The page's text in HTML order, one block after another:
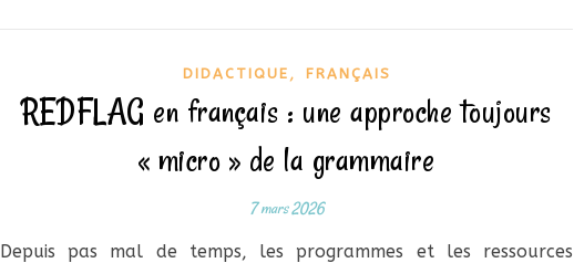
DIDACTIQUE , FRANÇAIS
REDFLAG en français : une approche toujours
« micro » de la grammaire
7 mars 2026
Depuis pas mal de temps, les programmes et les ressources